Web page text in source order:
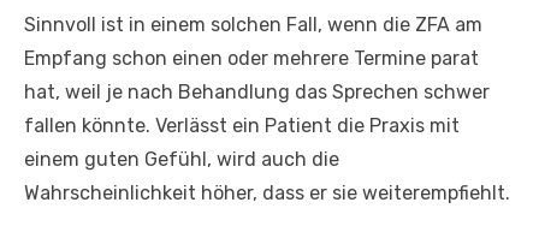
Sinnvoll ist in einem solchen Fall, wenn die ZFA am
Empfang schon einen oder mehrere Termine parat
hat, weil je nach Behandlung das Sprechen schwer
fallen könnte. Verlässt ein Patient die Praxis mit
einem guten Gefühl, wird auch die
Wahrscheinlichkeit höher, dass er sie weiterempfiehlt.